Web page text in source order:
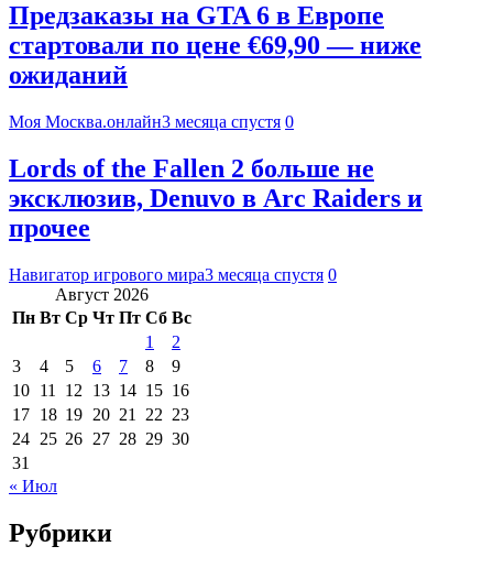
Предзаказы на GTA 6 в Европе
стартовали по цене €69,90 — ниже
ожиданий
Моя Москва.онлайн3 месяца спустя 0
Lords of the Fallen 2 больше не
эксклюзив, Denuvo в Arc Raiders и
прочее
Навигатор игрового мира3 месяца спустя 0
Август 2026
Пн Вт Ср Чт Пт Сб Вс
1
2
3
4 5 6 7 8
9
10 11 12 13 14 15 16
17 18 19 20 21 22 23
24 25 26 27 28 29 30
31
« Июл
Рубрики